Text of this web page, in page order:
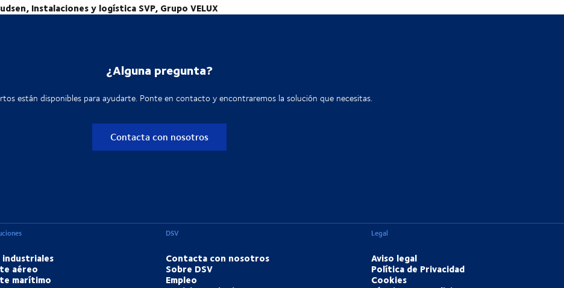
y logística SVP, Grupo VELUX
¿Alguna pregunta?
están disponibles para ayudarte. Ponte en contacto y encontraremos la solución que necesitas.
Contacta con nosotros
aéreo
marítimo
DSV
Contacta con nosotros
Sobre DSV
Empleo
Legal
Aviso legal
Política de Privacidad
Cookies